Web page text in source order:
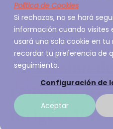
Política de Cookies
Si rechazas, no se hará
información cuando visites
usará una sola cookie en tu
recordar tu preferencia de
seguimiento.
Configuración de
Aceptar
La versión
dirige a